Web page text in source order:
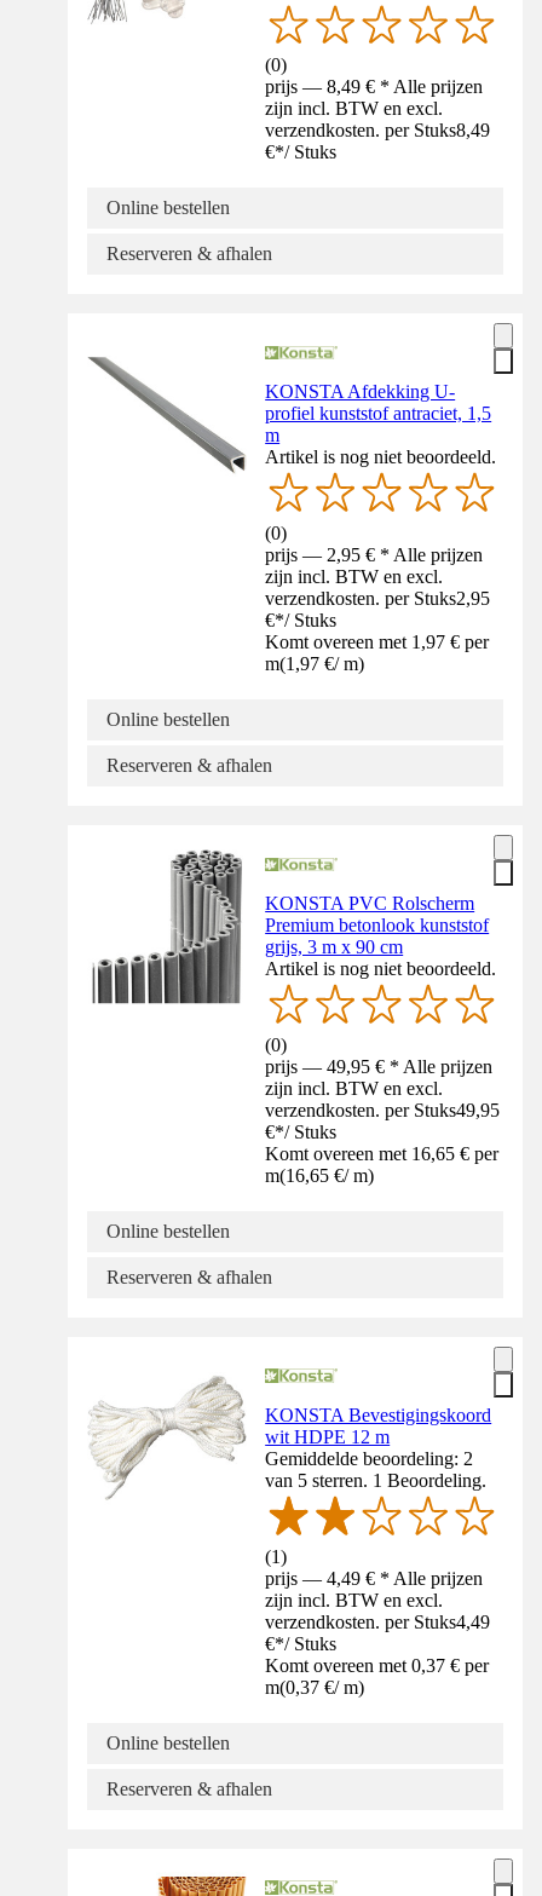
(0)
prijs — 8,49 € * Alle prijzen
zijn incl. BTW en excl.
verzendkosten. per Stuks8,49
€*/ Stuks
Online bestellen
Reserveren & afhalen
KONSTA Afdekking U-
profiel kunststof antraciet, 1,5
m
Artikel is nog niet beoordeeld.
(0)
prijs — 2,95 € * Alle prijzen
zijn incl. BTW en excl.
verzendkosten. per Stuks2,95
€*/ Stuks
Komt overeen met 1,97 € per
m(1,97 €/ m)
Online bestellen
Reserveren & afhalen
KONSTA PVC Rolscherm
Premium betonlook kunststof
grijs, 3 m x 90 cm
Artikel is nog niet beoordeeld.
(0)
prijs — 49,95 € * Alle prijzen
zijn incl. BTW en excl.
verzendkosten. per Stuks49,95
€*/ Stuks
Komt overeen met 16,65 € per
m(16,65 €/ m)
Online bestellen
Reserveren & afhalen
KONSTA Bevestigingskoord
wit HDPE 12 m
Gemiddelde beoordeling: 2
van 5 sterren. 1 Beoordeling.
(1)
prijs — 4,49 € * Alle prijzen
zijn incl. BTW en excl.
verzendkosten. per Stuks4,49
€*/ Stuks
Komt overeen met 0,37 € per
m(0,37 €/ m)
Online bestellen
Reserveren & afhalen